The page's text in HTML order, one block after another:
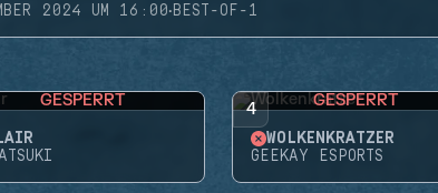
2024 UM 16:00·BEST-OF-1
GESPERRT 4 GESPERRT
WOLKENKRATZER
GEEKAY ESPORTS